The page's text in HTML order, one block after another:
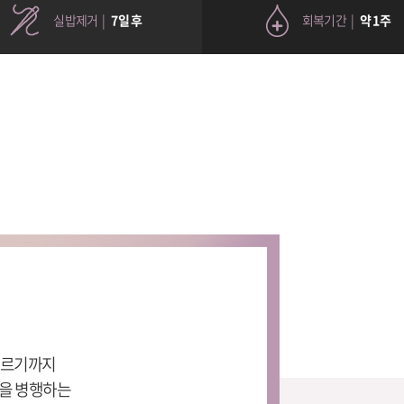
실밥제거 |7일 후 회복기간 | 약 1주
기까지
병행하는